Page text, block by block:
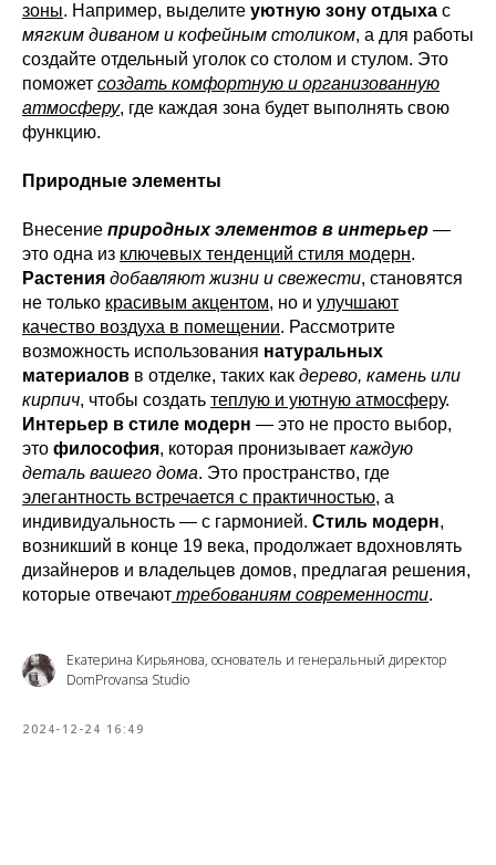
зоны. Например, выделите уютную зону отдыха с
мягким диваном и кофейным столиком, а для работы
создайте отдельный уголок со столом и стулом. Это
поможет создать комфортную и организованную
атмосферу, где каждая зона будет выполнять свою
функцию.
Природные элементы
Внесение природных элементов в интерьер —
это одна из ключевых тенденций стиля модерн.
Растения добавляют жизни и свежести, становятся
не только красивым акцентом, но и улучшают
качество воздуха в помещении. Рассмотрите
возможность использования натуральных
материалов в отделке, таких как дерево, камень или
кирпич, чтобы создать теплую и уютную атмосферу.
Интерьер в стиле модерн — это не просто выбор,
это философия, которая пронизывает каждую
деталь вашего дома. Это пространство, где
элегантность встречается с практичностью, а
индивидуальность — с гармонией. Стиль модерн,
возникший в конце 19 века, продолжает вдохновлять
дизайнеров и владельцев домов, предлагая решения,
которые отвечают требованиям современности.
Екатерина Кирьянова, основатель и генеральный директор
DomProvansa Studio
2024-12-24 16:49